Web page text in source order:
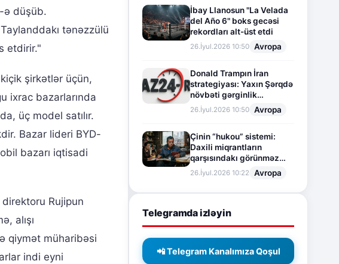
ə düşüb.
tənəzzülü
etdirir."
şirkətlər üçün,
ixrac bazarlarında
üç model satılır.
Bazar lideri BYD-
bazarı iqtisadi
Rujipun
alışı
qiymət müharibəsi
indi eyni
İbay Llanosun "La Velada
del Año 6" boks gecəsi
rekordları alt-üst etdi
26.İyul.2026 10:50 Avropa
Donald Trampın İran
strategiyası: Yaxın Şərqdə
növbəti gərginlik
mərhələsi
26.İyul.2026 10:50 Avropa
Çinin “hukou” sistemi:
Daxili miqrantların
qarşısındakı görünməz
sədd
26.İyul.2026 10:22 Avropa
Telegramda izləyin
📲 Telegram Kanalımıza Qoşul